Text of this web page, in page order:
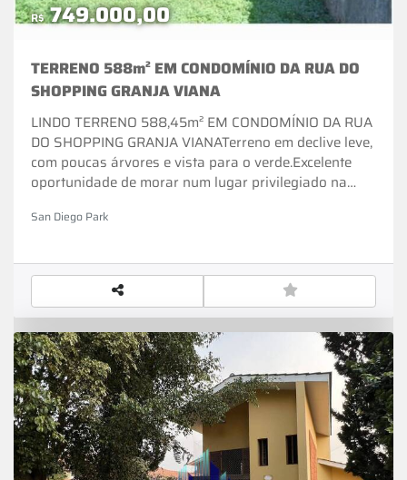
TERRENO 588m² EM CONDOMÍNIO DA RUA DO
SHOPPING GRANJA VIANA
LINDO TERRENO 588,45m² EM CONDOMÍNIO DA RUA
DO SHOPPING GRANJA VIANATerreno em declive leve,
com poucas árvores e vista para o verde.Excelente
oportunidade de morar num lugar privilegiado na
programar sua mudança.Condomínio ao lado do
ronda 24hs.Localizado ao lado do retorno da Raposo
Tavares, a poucos metros da rodovia, perto de
faculdades, escolas e todas facilidades que a Granja
Viana oferece.Ligue e agende sua visita. (11) 97530-
5941- WHATSAPPCOD. 1.189PERMUTA: Estuda
permuta, preferência apto em São Paulo, paga a
diferença.
R$749.000,00
San Diego Park